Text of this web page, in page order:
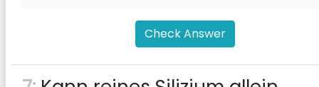
Check Answer